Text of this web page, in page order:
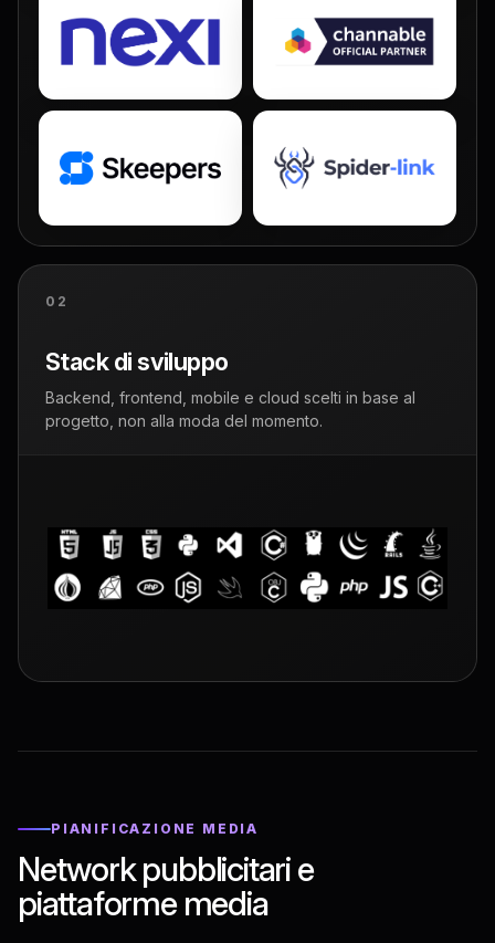
02
Stack di sviluppo
Backend, frontend, mobile e cloud scelti in base al
progetto, non alla moda del momento.
PIANIFICAZIONE MEDIA
Network pubblicitari e
piattaforme media